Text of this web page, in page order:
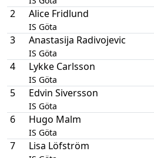
2 Alice Fridlund
IS Göta
3 Anastasija Radivojevic
IS Göta
4 Lykke Carlsson
IS Göta
5 Edvin Siversson
IS Göta
6 Hugo Malm
IS Göta
7 Lisa Löfström